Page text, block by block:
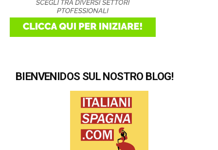
BIENVENIDOS SUL NOSTRO BLOG!